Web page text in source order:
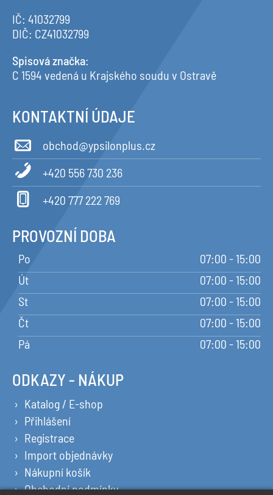
IČ: 41032799
DIČ: CZ41032799
Spisová značka:
C 1594 vedená u Krajského soudu v Ostravě
KONTAKTNÍ ÚDAJE
obchod@ypsilonplus.cz
+420 556 730 236
+420 777 222 769
PROVOZNÍ DOBA
Po
07:00 - 15:00
Út
07:00 - 15:00
St
07:00 - 15:00
Čt
07:00 - 15:00
Pá
07:00 - 15:00
ODKAZY - NÁKUP
Katalog / E-shop
Přihlášení
Registrace
Import objednávky
Nákupní košík
Obchodní podmínky